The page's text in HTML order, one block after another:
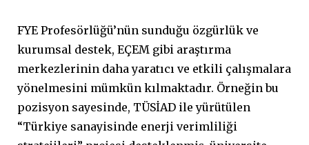
FYE Profesörlüğü’nün sunduğu özgürlük ve
kurumsal destek, EÇEM gibi araştırma
merkezlerinin daha yaratıcı ve etkili çalışmalara
yönelmesini mümkün kılmaktadır. Örneğin bu
pozisyon sayesinde, TÜSİAD ile yürütülen
“Türkiye sanayisinde enerji verimliliği